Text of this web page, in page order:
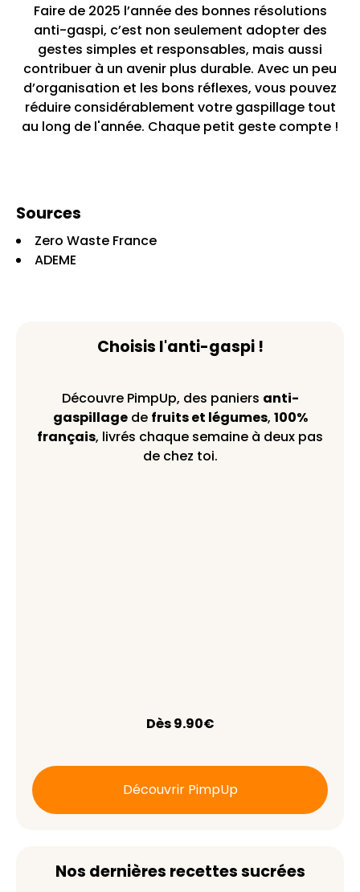
Faire de 2025 l’année des bonnes résolutions
anti-gaspi, c’est non seulement adopter des
gestes simples et responsables, mais aussi
contribuer à un avenir plus durable. Avec un peu
d’organisation et les bons réflexes, vous pouvez
réduire considérablement votre gaspillage tout
au long de l'année. Chaque petit geste compte !
Sources
Zero Waste France
ADEME
Choisis l'anti-gaspi !
Découvre PimpUp, des paniers anti-
gaspillagede fruits et légumes, 100%
français, livrés chaque semaine à deux pas
de chez toi.
Dès 9.90€
Découvrir PimpUp
Nos dernières recettes sucrées